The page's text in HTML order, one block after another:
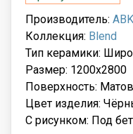
Производитель: ABK
Коллекция: Blend
Тип керамики:
Размер: 1200x2800
Поверхность:
Цвет изделия:
С рисунком: Под